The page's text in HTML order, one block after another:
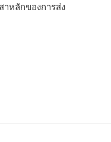
าหลักของการส่ง